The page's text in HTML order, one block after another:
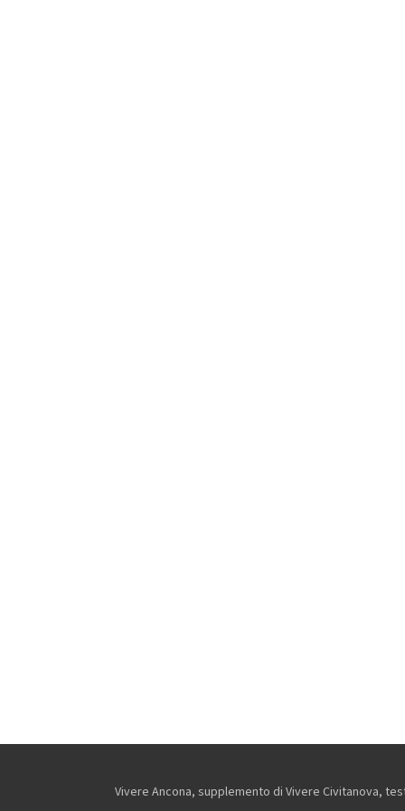
Vivere Ancona, supplemento di Vivere Civitanova,